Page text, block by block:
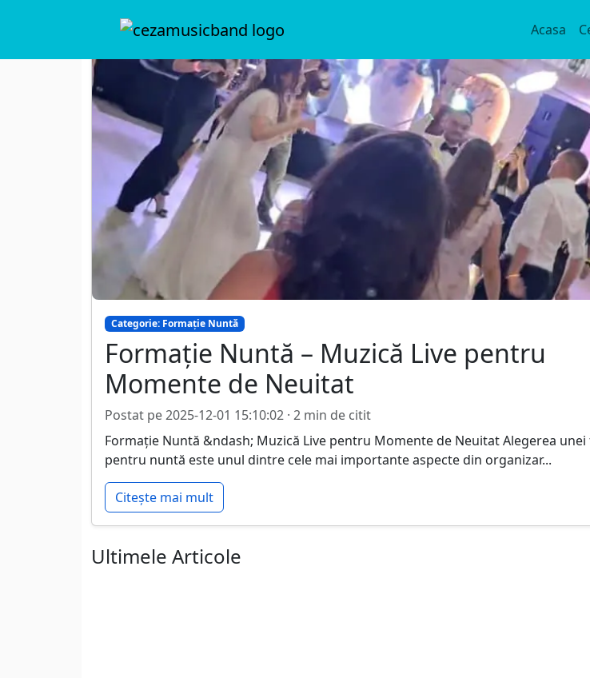
Acasa
Categorie: Formație Nuntă
Formație Nuntă – Muzică Live pentru
Momente de Neuitat
Postat pe 2025-12-01 15:10:02 · 2 min de citit
Formație Nuntă &ndash; Muzică Live pentru Momente de Neuitat Alegerea
pentru nuntă este unul dintre cele mai importante aspecte din organizar...
Citește mai mult
Ultimele Articole